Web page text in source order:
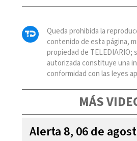
Queda prohibida la
contenido de esta página,
propiedad de TELEDIARIO;
autorizada constituye una
conformidad con las leyes
MÁS
Alerta 8, 06 de